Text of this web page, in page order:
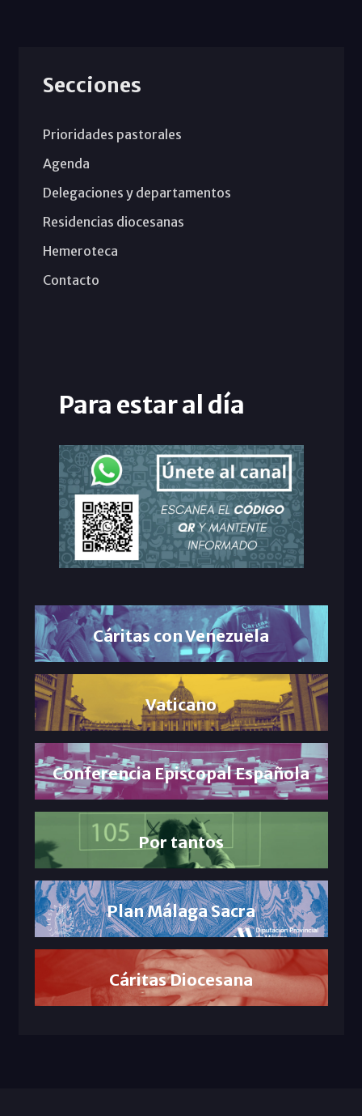
Secciones
Prioridades pastorales
Agenda
Delegaciones y departamentos
Residencias diocesanas
Hemeroteca
Contacto
Para estar al día
Cáritas con Venezuela
Vaticano
Conferencia Episcopal Española
Por tantos
Plan Málaga Sacra
Cáritas Diocesana